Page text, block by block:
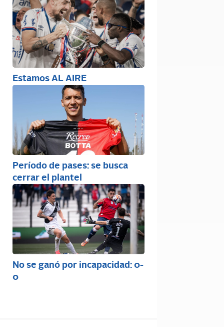
Estamos AL AIRE
Período de pases: se busca
cerrar el plantel
No se ganó por incapacidad: 0-
0